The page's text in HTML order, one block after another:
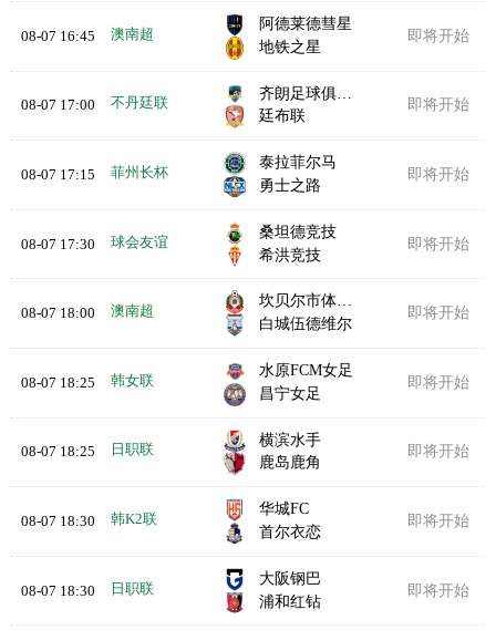
08-07 16:45 澳南超
阿德莱德彗星
地铁之星
即将开始
08-07 17:00 不丹廷联
齐朗足球俱乐部
廷布联
即将开始
08-07 17:15 菲州长杯
泰拉菲尔马
勇士之路
即将开始
08-07 17:30 球会友谊
桑坦德竞技
希洪竞技
即将开始
08-07 18:00 澳南超
坎贝尔市体育馆
白城伍德维尔
即将开始
08-07 18:25 韩女联
水原FCM女足
昌宁女足
即将开始
08-07 18:25 日职联
横滨水手
鹿岛鹿角
即将开始
08-07 18:30 韩K2联
华城FC
首尔衣恋
即将开始
08-07 18:30 日职联
大阪钢巴
浦和红钻
即将开始